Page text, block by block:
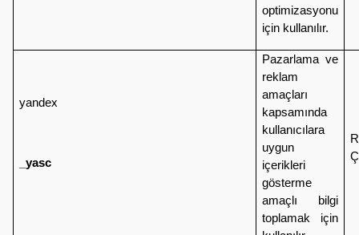
optimizasyonu
için kullanılır.
yandex
_yasc
Pazarlama ve
reklam
amaçları
kapsamında
kullanıcılara
uygun
içerikleri
gösterme
amaçlı bilgi
toplamak için